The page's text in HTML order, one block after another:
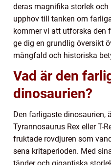
deras magnifika storlek
upphov till tanken om
kommer vi att utforska den
ge dig en grundlig översikt
mångfald och historiska
Vad är den
dinosaurien?
Den farligaste dinosaurien,
Tyrannosaurus Rex eller T-
fruktade rovdjuren som
sena kritaperioden. Med